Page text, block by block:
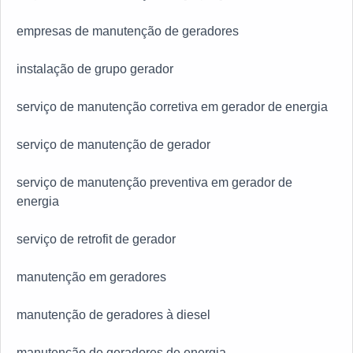
isso, a empresa tem se despontado no mercado, devido
experiência de todos os clientes.
empresas de manutenção de geradores
instalação de grupo gerador
serviço de manutenção corretiva em gerador de energia
serviço de manutenção de gerador
serviço de manutenção preventiva em gerador de
energia
serviço de retrofit de gerador
manutenção em geradores
manutenção de geradores à diesel